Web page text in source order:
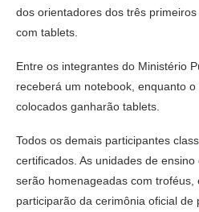
dos orientadores dos três
com tablets.
Entre os integrantes do Ministério
receberá um notebook, enquanto
colocados ganharão tablets.
Todos os demais participantes
certificados. As unidades de
serão homenageadas com troféus,
participarão da cerimônia oficial de